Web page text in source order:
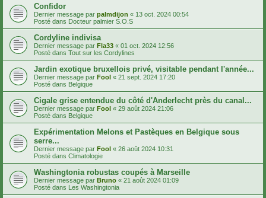
Confidor
Dernier message par palmdijon « 13 oct. 2024 00:54
Posté dans Docteur palmier S.O.S
Cordyline indivisa
Dernier message par Fla33 « 01 oct. 2024 12:56
Posté dans Tout sur les Cordylines
Jardin exotique bruxellois privé, visitable pendant l'année...
Dernier message par Fool « 21 sept. 2024 17:20
Posté dans Belgique
Cigale grise entendue du côté d'Anderlecht près du canal...
Dernier message par Fool « 29 août 2024 21:06
Posté dans Belgique
Expérimentation Melons et Pastèques en Belgique sous
serre...
Dernier message par Fool « 26 août 2024 10:31
Posté dans Climatologie
Washingtonia robustas coupés à Marseille
Dernier message par Bruno « 21 août 2024 01:09
Posté dans Les Washingtonia